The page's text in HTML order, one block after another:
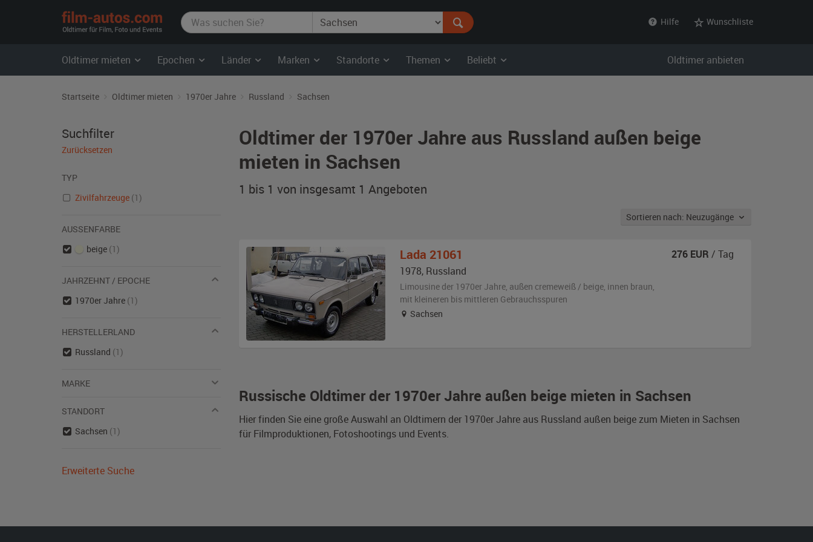
film-
autos.com
Hilfe Wunschliste
Oldtimer mieten Epochen Länder Marken Standorte Themen Beliebt Oldtimer anbieten
Startseite Oldtimer mieten 1970er Jahre Russland Sachsen
Oldtimer der 1970er Jahre aus Russland außen beige
mieten in Sachsen
1 bis 1 von insgesamt 1 Angeboten
Sortieren nach: Neuzugänge
Russische Oldtimer der 1970er Jahre außen beige mieten in Sachsen
Hier finden Sie eine große Auswahl an Oldtimern der 1970er Jahre aus Russland außen beige zum Mieten in Sachsen
für Filmproduktionen, Fotoshootings und Events.
Lada 21061
1978, Russland
Limousine der 1970er Jahre, außen cremeweiß / beige, innen braun,
mit kleineren bis mittleren Gebrauchsspuren
Sachsen
276 EUR / Tag
Suchfilter
Zurücksetzen
TYP
Zivilfahrzeuge (1)
AUSSENFARBE
beige (1)
JAHRZEHNT / EPOCHE
1970er Jahre (1)
HERSTELLERLAND
Russland (1)
MARKE
STANDORT
Sachsen (1)
Erweiterte Suche